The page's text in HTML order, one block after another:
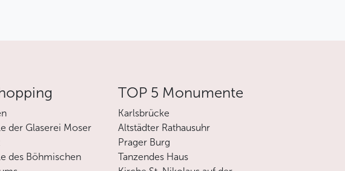
der Glaserei Moser
des Böhmischen
TOP 5 Monumente
Karlsbrücke
Altstädter Rathausuhr
Prager Burg
Tanzendes Haus